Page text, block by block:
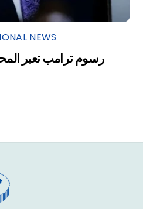
NEWS
رسوم ترامب تعبر